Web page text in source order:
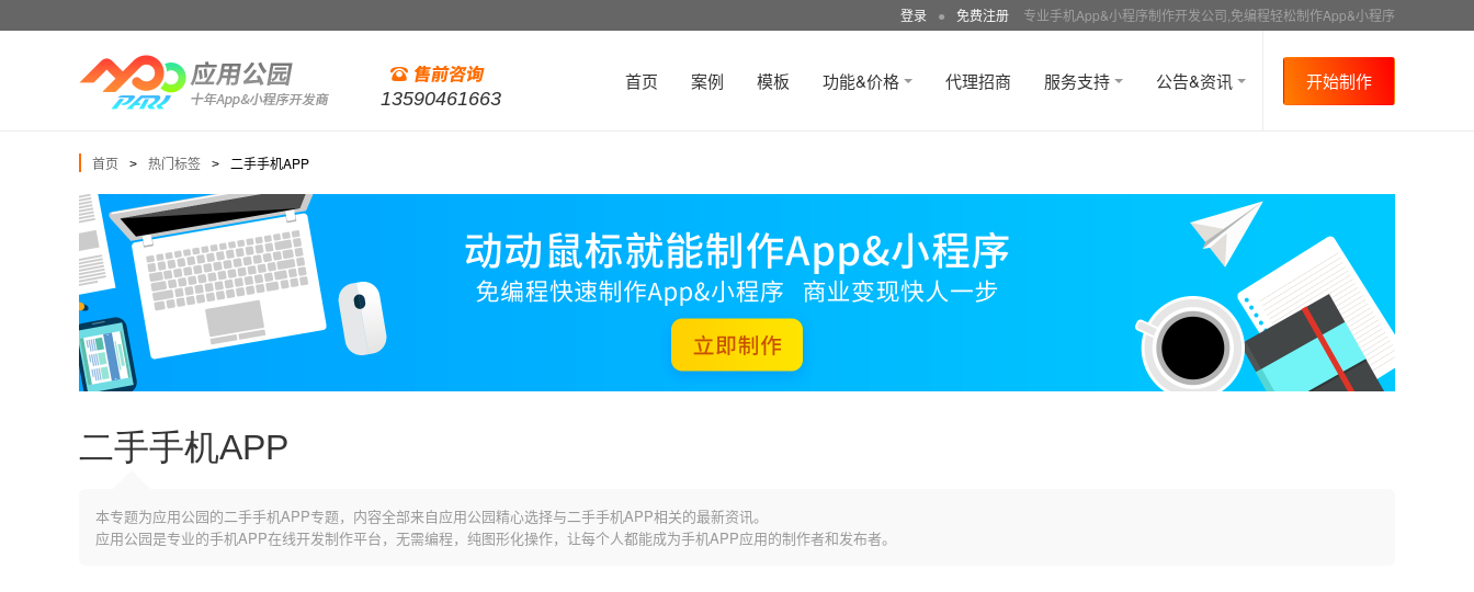
登录 ● 免费注册 专业手机App&小程序制作开发公司,免编程轻松制作App&小程序
13590461663
首页 案例 模板 功能&价格 代理招商 服务支持 公告&资讯 开始制作
首页 > 热门标签 > 二手手机APP
二手手机APP
本专题为应用公园的二手手机APP专题，内容全部来自应用公园精心选择与二手手机APP相关的最新资讯。
应用公园是专业的手机APP在线开发制作平台，无需编程，纯图形化操作，让每个人都能成为手机APP应用的制作者和发布者。